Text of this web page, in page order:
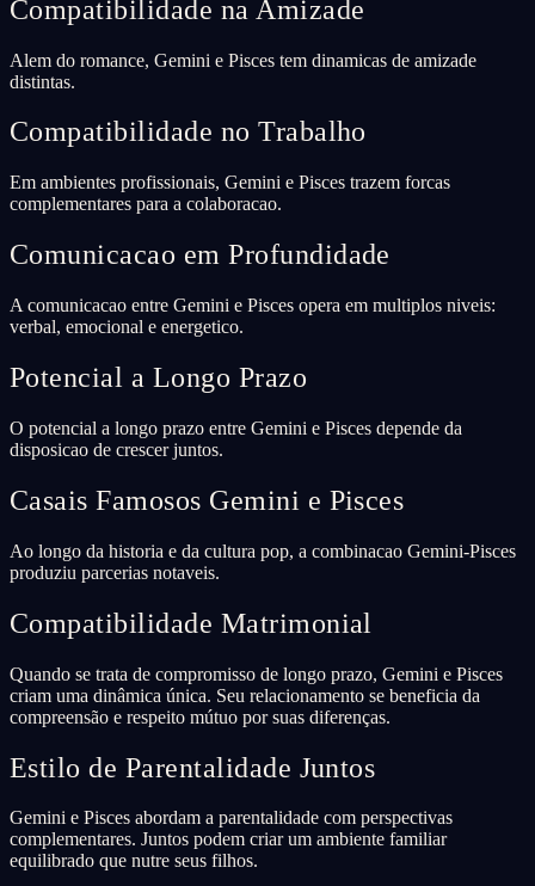
Compatibilidade na Amizade
Alem do romance, Gemini e Pisces tem dinamicas de amizade
distintas.
Compatibilidade no Trabalho
Em ambientes profissionais, Gemini e Pisces trazem forcas
complementares para a colaboracao.
Comunicacao em Profundidade
A comunicacao entre Gemini e Pisces opera em multiplos niveis:
verbal, emocional e energetico.
Potencial a Longo Prazo
O potencial a longo prazo entre Gemini e Pisces depende da
disposicao de crescer juntos.
Casais Famosos Gemini e Pisces
Ao longo da historia e da cultura pop, a combinacao Gemini-Pisces
produziu parcerias notaveis.
Compatibilidade Matrimonial
Quando se trata de compromisso de longo prazo, Gemini e Pisces
criam uma dinâmica única. Seu relacionamento se beneficia da
compreensão e respeito mútuo por suas diferenças.
Estilo de Parentalidade Juntos
Gemini e Pisces abordam a parentalidade com perspectivas
complementares. Juntos podem criar um ambiente familiar
equilibrado que nutre seus filhos.